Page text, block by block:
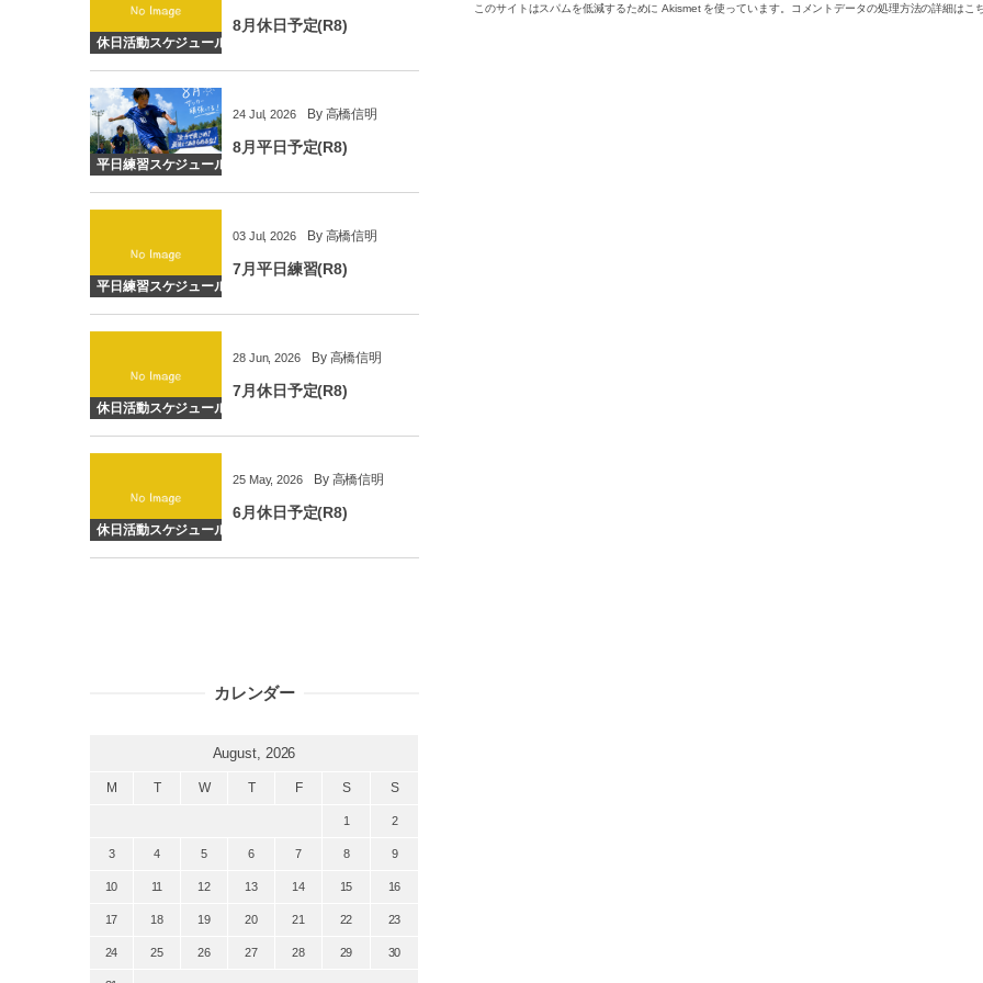
このサイトはスパムを低減するために Akismet を使っています。 コメントデータの処理方法の詳細はこ
休日活動スケジュール
8月休日予定(R8)
平日練習スケジュール
24 Jul,2026 By 高橋信明
8月平日予定(R8)
平日練習スケジュール
03 Jul,2026 By 高橋信明
7月平日練習(R8)
休日活動スケジュール
28 Jun,2026 By 高橋信明
7月休日予定(R8)
休日活動スケジュール
25 May,2026 By 高橋信明
6月休日予定(R8)
カレンダー
August, 2026
M T W T F S S
1 2
3 4 5 6 7 8 9
10 11 12 13 14 15 16
17 18 19 20 21 22 23
24 25 26 27 28 29 30